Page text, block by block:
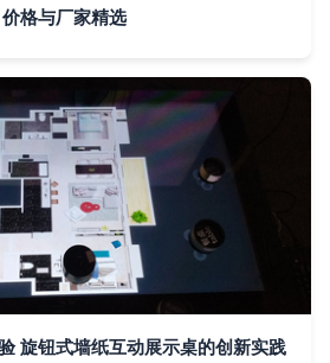
格与厂家精选
旋钮式墙纸互动展示桌的创新实践